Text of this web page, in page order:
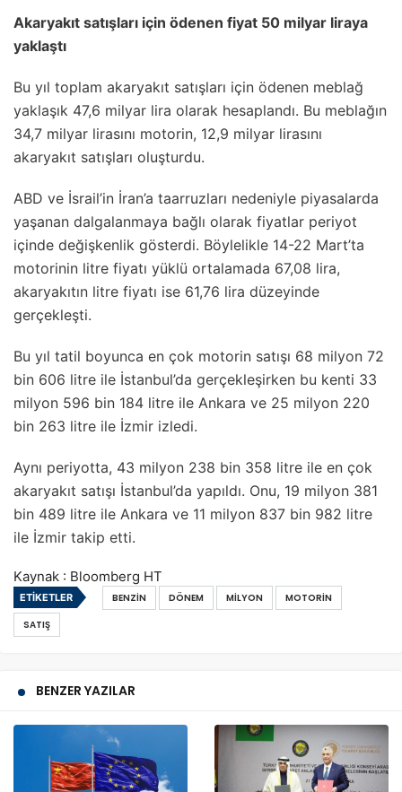
Akaryakıt satışları için ödenen fiyat 50 milyar liraya
yaklaştı
Bu yıl toplam akaryakıt satışları için ödenen meblağ
yaklaşık 47,6 milyar lira olarak hesaplandı. Bu meblağın
34,7 milyar lirasını motorin, 12,9 milyar lirasını
akaryakıt satışları oluşturdu.
ABD ve İsrail’in İran’a taarruzları nedeniyle piyasalarda
yaşanan dalgalanmaya bağlı olarak fiyatlar periyot
içinde değişkenlik gösterdi. Böylelikle 14-22 Mart’ta
motorinin litre fiyatı yüklü ortalamada 67,08 lira,
akaryakıtın litre fiyatı ise 61,76 lira düzeyinde
gerçekleşti.
Bu yıl tatil boyunca en çok motorin satışı 68 milyon 72
bin 606 litre ile İstanbul’da gerçekleşirken bu kenti 33
milyon 596 bin 184 litre ile Ankara ve 25 milyon 220
bin 263 litre ile İzmir izledi.
Aynı periyotta, 43 milyon 238 bin 358 litre ile en çok
akaryakıt satışı İstanbul’da yapıldı. Onu, 19 milyon 381
bin 489 litre ile Ankara ve 11 milyon 837 bin 982 litre
ile İzmir takip etti.
Kaynak : Bloomberg HT
ETIKETLER BENZIN DÖNEM MILYON
MOTORIN
SATIŞ
BENZER YAZILAR